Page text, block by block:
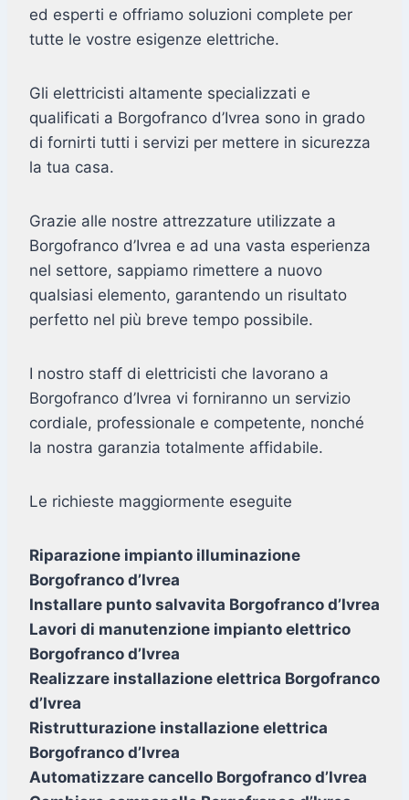
ed esperti e offriamo soluzioni complete per
tutte le vostre esigenze elettriche.
Gli elettricisti altamente specializzati e
qualificati a Borgofranco d’Ivrea sono in grado
di fornirti tutti i servizi per mettere in sicurezza
la tua casa.
Grazie alle nostre attrezzature utilizzate a
Borgofranco d’Ivrea e ad una vasta esperienza
nel settore, sappiamo rimettere a nuovo
qualsiasi elemento, garantendo un risultato
perfetto nel più breve tempo possibile.
I nostro staff di elettricisti che lavorano a
Borgofranco d’Ivrea vi forniranno un servizio
cordiale, professionale e competente, nonché
la nostra garanzia totalmente affidabile.
Le richieste maggiormente eseguite
Riparazione impianto illuminazione
Borgofranco d’Ivrea
Installare punto salvavita Borgofranco d’Ivrea
Lavori di manutenzione impianto elettrico
Borgofranco d’Ivrea
Realizzare installazione elettrica Borgofranco
d’Ivrea
Ristrutturazione installazione elettrica
Borgofranco d’Ivrea
Automatizzare cancello Borgofranco d’Ivrea